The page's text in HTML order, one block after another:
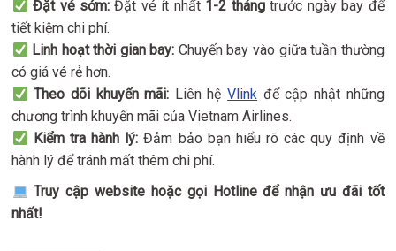
Đặt vé sớm: Đặt vé ít nhất 1-2 thángtrước ngày bay để
tiết kiệm chi phí.
Linh hoạt thời gian bay: Chuyến bay vào giữa tuần thường
có giá vé rẻ hơn.
Theo dõi khuyến mãi: Liên hệVlink để cập nhật những
chương trình khuyến mãi của Vietnam Airlines.
Kiểm tra hành lý: Đảm bảo bạn hiểu rõ các quy định về
hành lý để tránh mất thêm chi phí.
Truy cập website hoặc gọi Hotline để nhận ưu đãi tốt
nhất!